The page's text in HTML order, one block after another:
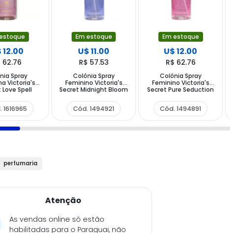
12.00
62.76
Spray
Victoria's
Love Spell
1616965
Em estoque
U$ 11.00
R$ 57.53
Colônia Spray
Feminino Victoria's
Secret Midnight Bloom
Cód. 1494921
Em estoque
U$ 12.00
R$ 62.76
Colônia Spray
Feminino Victoria's
Secret Pure Seduction
Cód. 1494891
perfumaria
Atenção
As vendas online só estão
habilitadas para o Paraguai, não